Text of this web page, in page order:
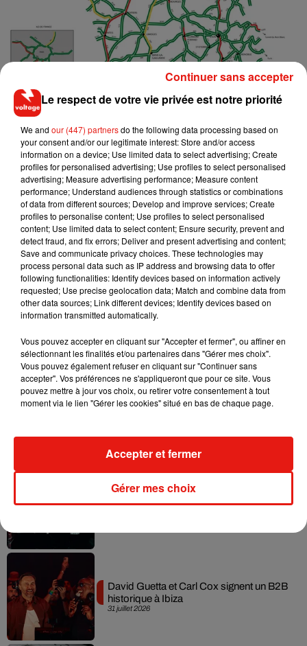
La journée du dimanche 29 mai est classée noire dans le
sens des retours.
Crédit :Bison Futé
Musique
Il y a 10 ans, DJ Snake changeait de
dimension avec son premier...
Fred again.. et Latin Mafia dévoilent enfin
Swedish House Mafia et Lykke Li
dévoilent « Happiness Is So Sad »
31 juillet 2026
David Guetta et Carl Cox signent un B2B
historique à Ibiza
Le respect de votre vie privée est notre priorité
We and our (447) partnersdo the following data processing based on
your consent and/or our legitimate interest: Store and/or access
information on a device; Use limited data to select advertising; Create
profiles for personalised advertising; Use profiles to select personalised
advertising; Measure advertising performance; Measure content
performance; Understand audiences through statistics or combinations
of data from different sources; Develop and improve services; Create
profiles to personalise content; Use profiles to select personalised
content; Use limited data to select content; Ensure security, prevent and
detect fraud, and fix errors; Deliver and present advertising and content;
Save and communicate privacy choices. These technologies may
process personal data such as IP address and browsing data to offer
following functionalities: Identify devices based on information actively
requested; Use precise geolocation data; Match and combine data from
other data sources; Link different devices; Identify devices based on
information transmitted automatically.
Vous pouvez accepter en cliquant sur "Accepter et fermer", ou affiner en
sélectionnant les finalités et/ou partenaires dans "Gérer mes choix".
Vous pouvez également refuser en cliquant sur "Continuer sans
accepter". Vos préférences ne s'appliqueront que pour ce site. Vous
pouvez mettre à jour vos choix, ou retirer votre consentement à tout
moment via le lien "Gérer les cookies" situé en bas de chaque page.
Gérer mes choix
Accepter et fermer
Continuer sans accepter